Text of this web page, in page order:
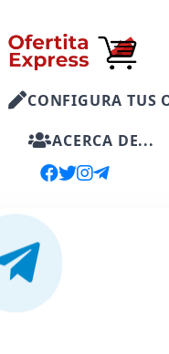
CONFIGURA TUS
ACERCA DE...